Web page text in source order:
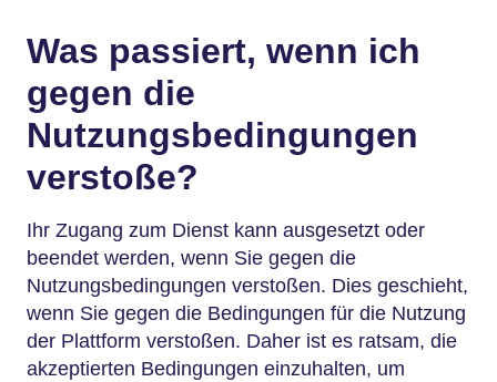
Was passiert, wenn ich
gegen die
Nutzungsbedingungen
verstoße?
Ihr Zugang zum Dienst kann ausgesetzt oder
beendet werden, wenn Sie gegen die
Nutzungsbedingungen verstoßen. Dies geschieht,
wenn Sie gegen die Bedingungen für die Nutzung
der Plattform verstoßen. Daher ist es ratsam, die
akzeptierten Bedingungen einzuhalten, um